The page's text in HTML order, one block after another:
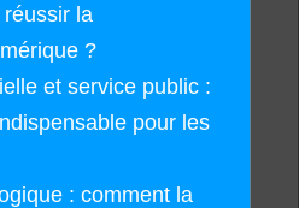
la
?
et service public :
pour les
: comment la